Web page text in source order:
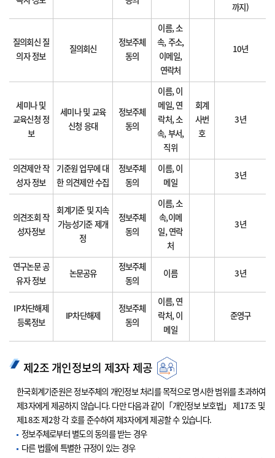
까지)
질의회신 질
의자 정보
질의회신
정보주체
동의
이름, 소
속, 주소,
이메일,
연락처
10년
세미나 및
교육신청 정
보
세미나 및 교육
신청 응대
정보주체
동의
이름, 이
메일, 연
락처, 소
속, 부서,
직위
회계
사번
호
3년
의견제안 작
성자 정보
기준원 업무에 대
한 의견제안 수집
정보주체
동의
이름, 이
메일
3년
의견조회 작
성자정보
회계기준 및 지속
가능성기준 제개
정
정보주체
동의
이름, 소
속,이메
일, 연락
처
3년
연구논문 공
유자 정보
논문공유
정보주체
동의
이름 3년
IP차단해제
등록정보
IP차단해제
정보주체
동의
이름, 연
락처, 이
메일
준영구
제2조 개인정보의 제3자 제공
한국회계기준원은 정보주체의 개인정보 처리를 목적으로 명시한 범위를 초과하여
제3자에게 제공하지 않습니다. 다만 다음과 같이「개인정보 보호법」 제17조 및
제18조 제2항 각 호를 준수하여 제3자에게 제공할 수 있습니다.
정보주체로부터 별도의 동의를 받는 경우
다른 법률에 특별한 규정이 있는 경우